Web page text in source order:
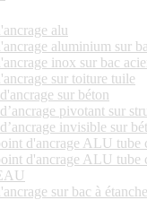
alu
aluminium sur
inox sur bac
sur toiture tuile
sur béton
pivotant sur
invisible sur
d'ancrage ALU tube
d'ancrage ALU tube
sur bac à